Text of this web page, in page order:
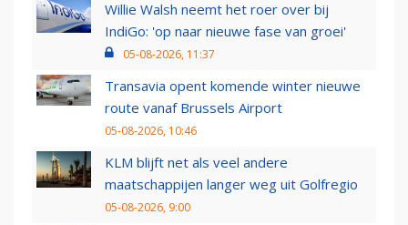
Willie Walsh neemt het roer over bij
IndiGo: 'op naar nieuwe fase van groei'
05-08-2026, 11:37
Transavia opent komende winter nieuwe
route vanaf Brussels Airport
05-08-2026, 10:46
KLM blijft net als veel andere
maatschappijen langer weg uit Golfregio
05-08-2026, 9:00